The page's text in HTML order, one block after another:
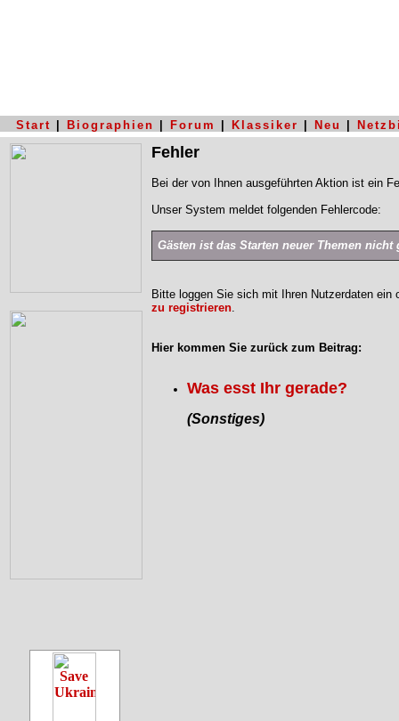
Start Biographien Forum Klassiker Neu
Fehler
Bei der von Ihnen ausgeführten Aktion ist ein
Unser System meldet folgenden Fehlercode:
Gästen ist das Starten neuer Themen nicht
Bitte loggen Sie sich mit Ihren Nutzerdaten
zu registrieren.
Hier kommen Sie zurück zum Beitrag:
Was esst Ihr gerade?
(Sonstiges)